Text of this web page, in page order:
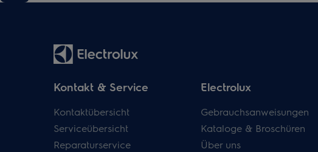
Kontakt & Service
Kontaktübersicht
Serviceübersicht
Reparaturservice
Electrolux
Gebrauchsanweisungen
Kataloge & Broschüren
Über uns